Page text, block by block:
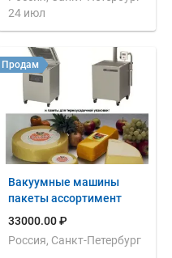
24 июл
Вакуумные машины
пакеты ассортимент
33000.00 ₽
Россия, Санкт-Петербург
Продам